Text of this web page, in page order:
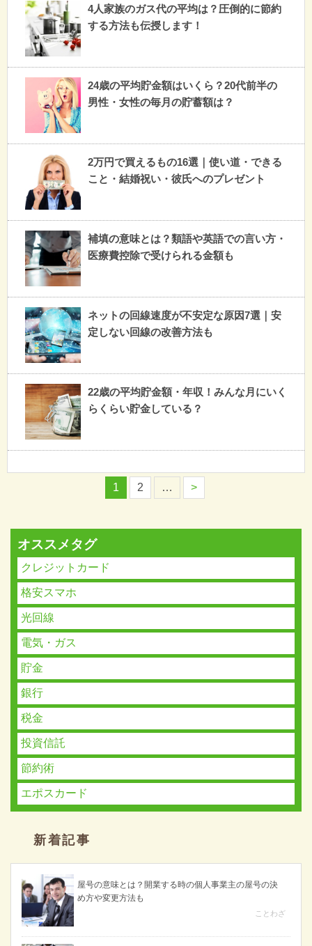
4人家族のガス代の平均は？圧倒的に節約
する方法も伝授します！
24歳の平均貯金額はいくら？20代前半の
男性・女性の毎月の貯蓄額は？
2万円で買えるもの16選｜使い道・できる
こと・結婚祝い・彼氏へのプレゼント
補填の意味とは？類語や英語での言い方・
医療費控除で受けられる金額も
ネットの回線速度が不安定な原因7選｜安
定しない回線の改善方法も
22歳の平均貯金額・年収！みんな月にいく
らくらい貯金している？
1 2 … >
オススメタグ
クレジットカード
格安スマホ
光回線
電気・ガス
貯金
銀行
税金
投資信託
節約術
エポスカード
新着記事
屋号の意味とは？開業する時の個人事業主の屋号の決
め方や変更方法も
ことわざ